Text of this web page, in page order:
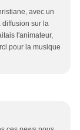
avec un
diffusion sur la
l'animateur,
pour la musique